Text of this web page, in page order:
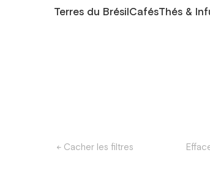
Terres du BrésilCafésThés &
← Cacher les filtres